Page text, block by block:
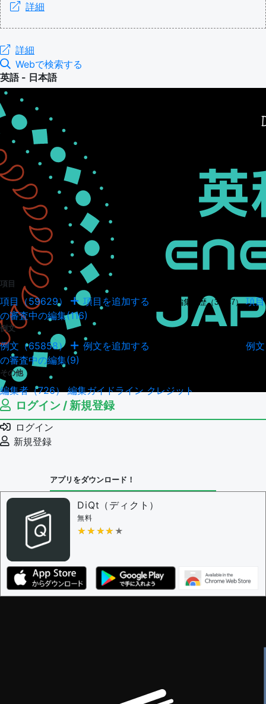
詳細
詳細
Webで検索する
英語 - 日本語
項目
項目（59629） 項目を追加する 項目の編集履歴（34947） 項目
の審査中の編集(116)
例文
例文（65858） 例文を追加する
例文
の審査中の編集(9)
その他
編集者（726）編集ガイドラインクレジット
ログイン / 新規登録
ログイン
新規登録
アプリをダウンロード！
DiQt（ディクト）
無料
★★★★★
★★★★★